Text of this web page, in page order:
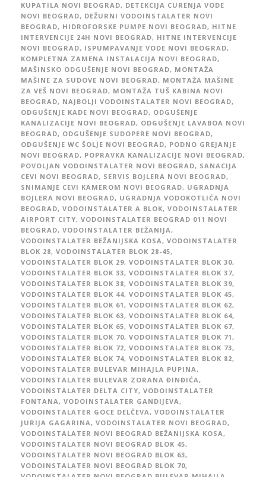
KUPATILA NOVI BEOGRAD, DETEKCIJA CURENJA VODE
NOVI BEOGRAD, DEŽURNI VODOINSTALATER NOVI
BEOGRAD, HIDROFORSKE PUMPE NOVI BEOGRAD, HITNE
INTERVENCIJE 24H NOVI BEOGRAD, HITNE INTERVENCIJE
NOVI BEOGRAD, ISPUMPAVANJE VODE NOVI BEOGRAD,
KOMPLETNA ZAMENA INSTALACIJA NOVI BEOGRAD,
MAŠINSKO ODGUŠENJE NOVI BEOGRAD, MONTAŽA
MAŠINE ZA SUDOVE NOVI BEOGRAD, MONTAŽA MAŠINE
ZA VEŠ NOVI BEOGRAD, MONTAŽA TUŠ KABINA NOVI
BEOGRAD, NAJBOLJI VODOINSTALATER NOVI BEOGRAD,
ODGUŠENJE KADE NOVI BEOGRAD, ODGUŠENJE
KANALIZACIJE NOVI BEOGRAD, ODGUŠENJE LAVABOA NOVI
BEOGRAD, ODGUŠENJE SUDOPERE NOVI BEOGRAD,
ODGUŠENJE WC ŠOLJE NOVI BEOGRAD, PODNO GREJANJE
NOVI BEOGRAD, POPRAVKA KANALIZACIJE NOVI BEOGRAD,
POVOLJAN VODOINSTALATER NOVI BEOGRAD, SANACIJA
CEVI NOVI BEOGRAD, SERVIS BOJLERA NOVI BEOGRAD,
SNIMANJE CEVI KAMEROM NOVI BEOGRAD, UGRADNJA
BOJLERA NOVI BEOGRAD, UGRADNJA VODOKOTLIĆA NOVI
BEOGRAD, VODOINSTALATER A BLOK, VODOINSTALATER
AIRPORT CITY, VODOINSTALATER BEOGRAD 011 NOVI
BEOGRAD, VODOINSTALATER BEŽANIJA,
VODOINSTALATER BEŽANIJSKA KOSA, VODOINSTALATER
BLOK 28, VODOINSTALATER BLOK 28-45,
VODOINSTALATER BLOK 29, VODOINSTALATER BLOK 30,
VODOINSTALATER BLOK 33, VODOINSTALATER BLOK 37,
VODOINSTALATER BLOK 38, VODOINSTALATER BLOK 39,
VODOINSTALATER BLOK 44, VODOINSTALATER BLOK 45,
VODOINSTALATER BLOK 61, VODOINSTALATER BLOK 62,
VODOINSTALATER BLOK 63, VODOINSTALATER BLOK 64,
VODOINSTALATER BLOK 65, VODOINSTALATER BLOK 67,
VODOINSTALATER BLOK 70, VODOINSTALATER BLOK 71,
VODOINSTALATER BLOK 72, VODOINSTALATER BLOK 73,
VODOINSTALATER BLOK 74, VODOINSTALATER BLOK 82,
VODOINSTALATER BULEVAR MIHAJLA PUPINA,
VODOINSTALATER BULEVAR ZORANA ĐINĐIĆA,
VODOINSTALATER DELTA CITY, VODOINSTALATER
FONTANA, VODOINSTALATER GANDIJEVA,
VODOINSTALATER GOCE DELČEVA, VODOINSTALATER
JURIJA GAGARINA, VODOINSTALATER NOVI BEOGRAD,
VODOINSTALATER NOVI BEOGRAD BEŽANIJSKA KOSA,
VODOINSTALATER NOVI BEOGRAD BLOK 45,
VODOINSTALATER NOVI BEOGRAD BLOK 63,
VODOINSTALATER NOVI BEOGRAD BLOK 70,